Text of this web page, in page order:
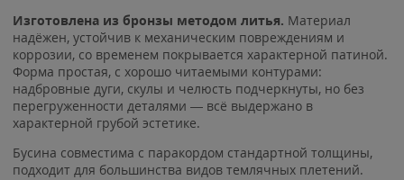
Изготовлена из бронзы методом литья. Материал
надёжен, устойчив к механическим повреждениям и
коррозии, со временем покрывается характерной патиной.
Форма простая, с хорошо читаемыми контурами:
надбровные дуги, скулы и челюсть подчеркнуты, но без
перегруженности деталями — всё выдержано в
характерной грубой эстетике.
Бусина совместима с паракордом стандартной толщины,
подходит для большинства видов темлячных плетений.